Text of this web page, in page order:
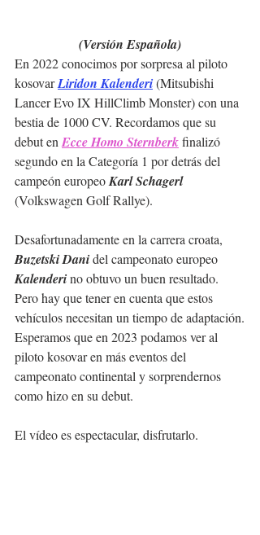
(Versión Española)
En 2022 conocimos por sorpresa al piloto
kosovar Liridon Kalenderi (Mitsubishi
Lancer Evo IX HillClimb Monster) con una
bestia de 1000 CV. Recordamos que su
debut en Ecce Homo Sternberk finalizó
segundo en la Categoría 1 por detrás del
campeón europeo Karl Schagerl
(Volkswagen Golf Rallye).
Desafortunadamente en la carrera croata,
Buzetski Dani del campeonato europeo
Kalenderi no obtuvo un buen resultado.
Pero hay que tener en cuenta que estos
vehículos necesitan un tiempo de adaptación.
Esperamos que en 2023 podamos ver al
piloto kosovar en más eventos del
campeonato continental y sorprendernos
como hizo en su debut.
El vídeo es espectacular, disfrutarlo.